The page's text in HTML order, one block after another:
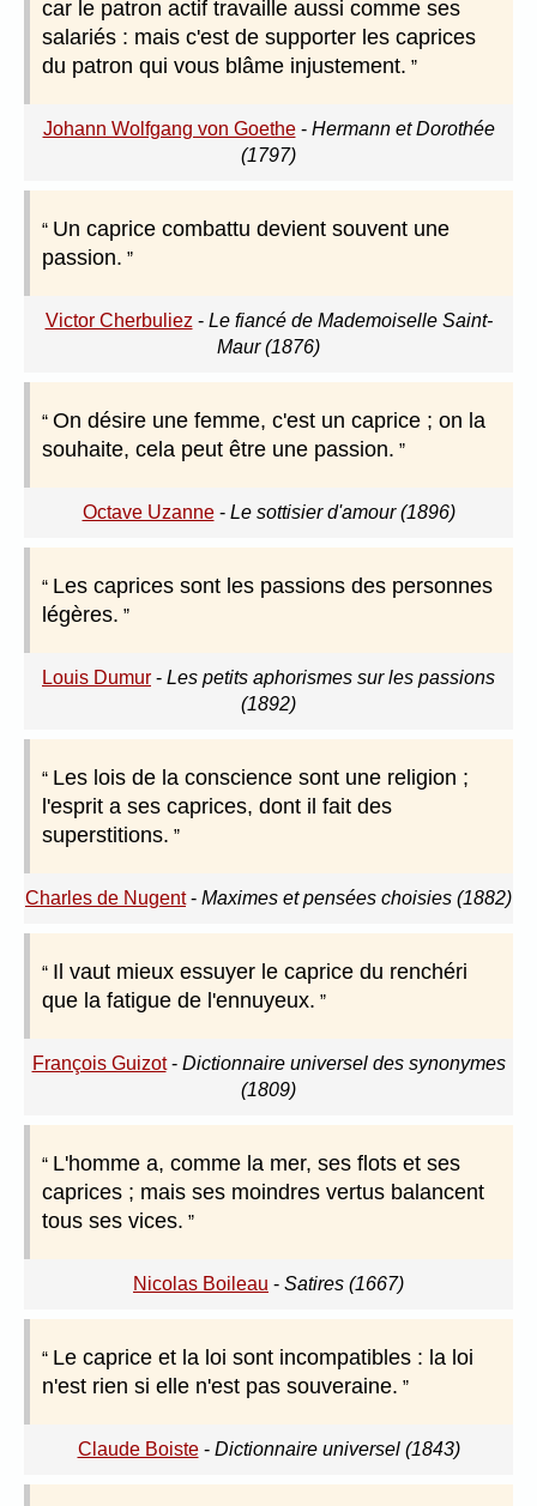
car le patron actif travaille aussi comme ses
salariés : mais c'est de supporter les caprices
du patron qui vous blâme injustement.
Johann Wolfgang von Goethe- Hermann et Dorothée
(1797)
Un caprice combattu devient souvent une
passion.
Victor Cherbuliez - Le fiancé de Mademoiselle Saint-
Maur (1876)
On désire une femme, c'est un caprice ; on la
souhaite, cela peut être une passion.
Octave Uzanne- Le sottisier d'amour (1896)
Les caprices sont les passions des personnes
légères.
Louis Dumur - Les petits aphorismes sur les passions
(1892)
Les lois de la conscience sont une religion ;
l'esprit a ses caprices, dont il fait des
superstitions.
Charles de Nugent- Maximes et pensées choisies (1882)
Il vaut mieux essuyer le caprice du renchéri
que la fatigue de l'ennuyeux.
François Guizot- Dictionnaire universel des synonymes
(1809)
L'homme a, comme la mer, ses flots et ses
caprices ; mais ses moindres vertus balancent
tous ses vices.
Nicolas Boileau - Satires (1667)
Le caprice et la loi sont incompatibles : la loi
n'est rien si elle n'est pas souveraine.
Claude Boiste- Dictionnaire universel (1843)